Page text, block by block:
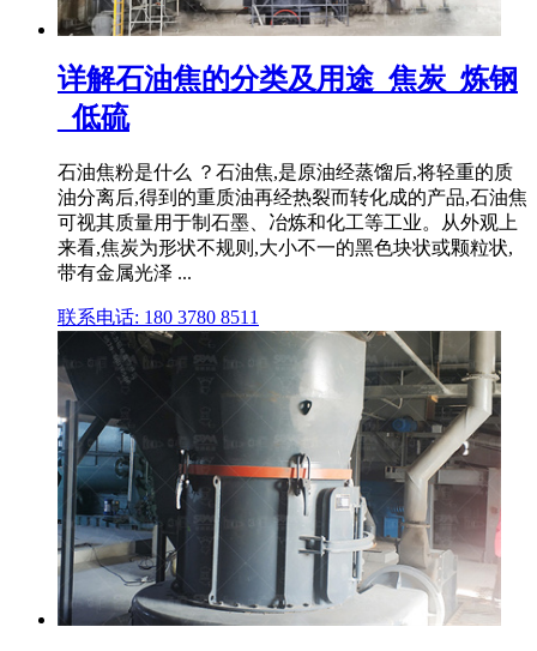
详解石油焦的分类及用途_焦炭_炼钢
_低硫
石油焦粉是什么 ？石油焦,是原油经蒸馏后,将轻重的质
油分离后,得到的重质油再经热裂而转化成的产品,石油焦
可视其质量用于制石墨、冶炼和化工等工业。从外观上
来看,焦炭为形状不规则,大小不一的黑色块状或颗粒状,
带有金属光泽 ...
联系电话: 180 3780 8511